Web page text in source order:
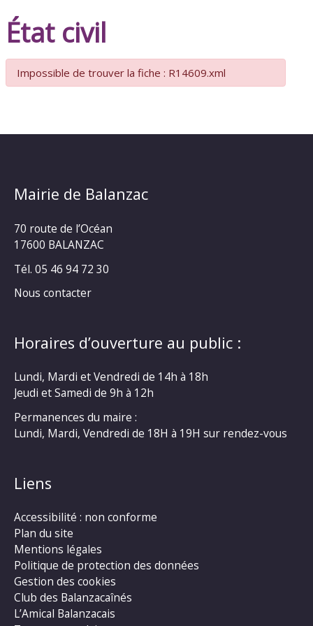
État civil
Impossible de trouver la fiche : R14609.xml
Mairie de Balanzac
70 route de l’Océan
17600 BALANZAC
Tél. 05 46 94 72 30
Nous contacter
Horaires d’ouverture au public :
Lundi, Mardi et Vendredi de 14h à 18h
Jeudi et Samedi de 9h à 12h
Permanences du maire :
Lundi, Mardi, Vendredi de 18H à 19H sur rendez-vous
Liens
Accessibilité : non conforme
Plan du site
Mentions légales
Politique de protection des données
Gestion des cookies
Club des Balanzacaînés
L’Amical Balanzacais